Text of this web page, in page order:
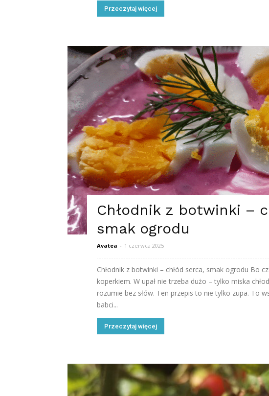
Przeczytaj więcej
Chłodnik z botwinki –
smak ogrodu
Avatea - 1 czerwca 2025
Chłodnik z botwinki – chłód serca, smak ogrodu Bo
koperkiem. W upał nie trzeba dużo – tylko miska
rozumie bez słów. Ten przepis to nie tylko zupa. To
babci...
Przeczytaj więcej